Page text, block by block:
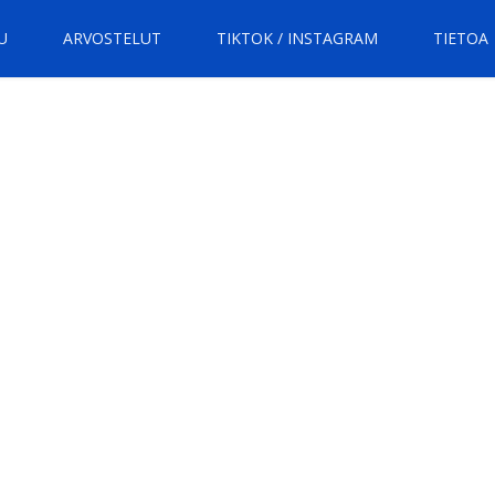
ARVOSTELUT TIKTOK / INSTAGRAM TIETOA